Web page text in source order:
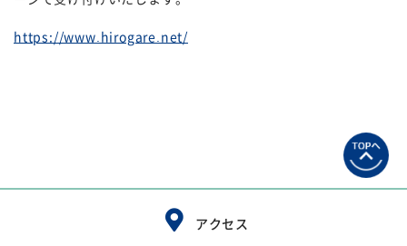
https://www.hirogare.net/
アクセス